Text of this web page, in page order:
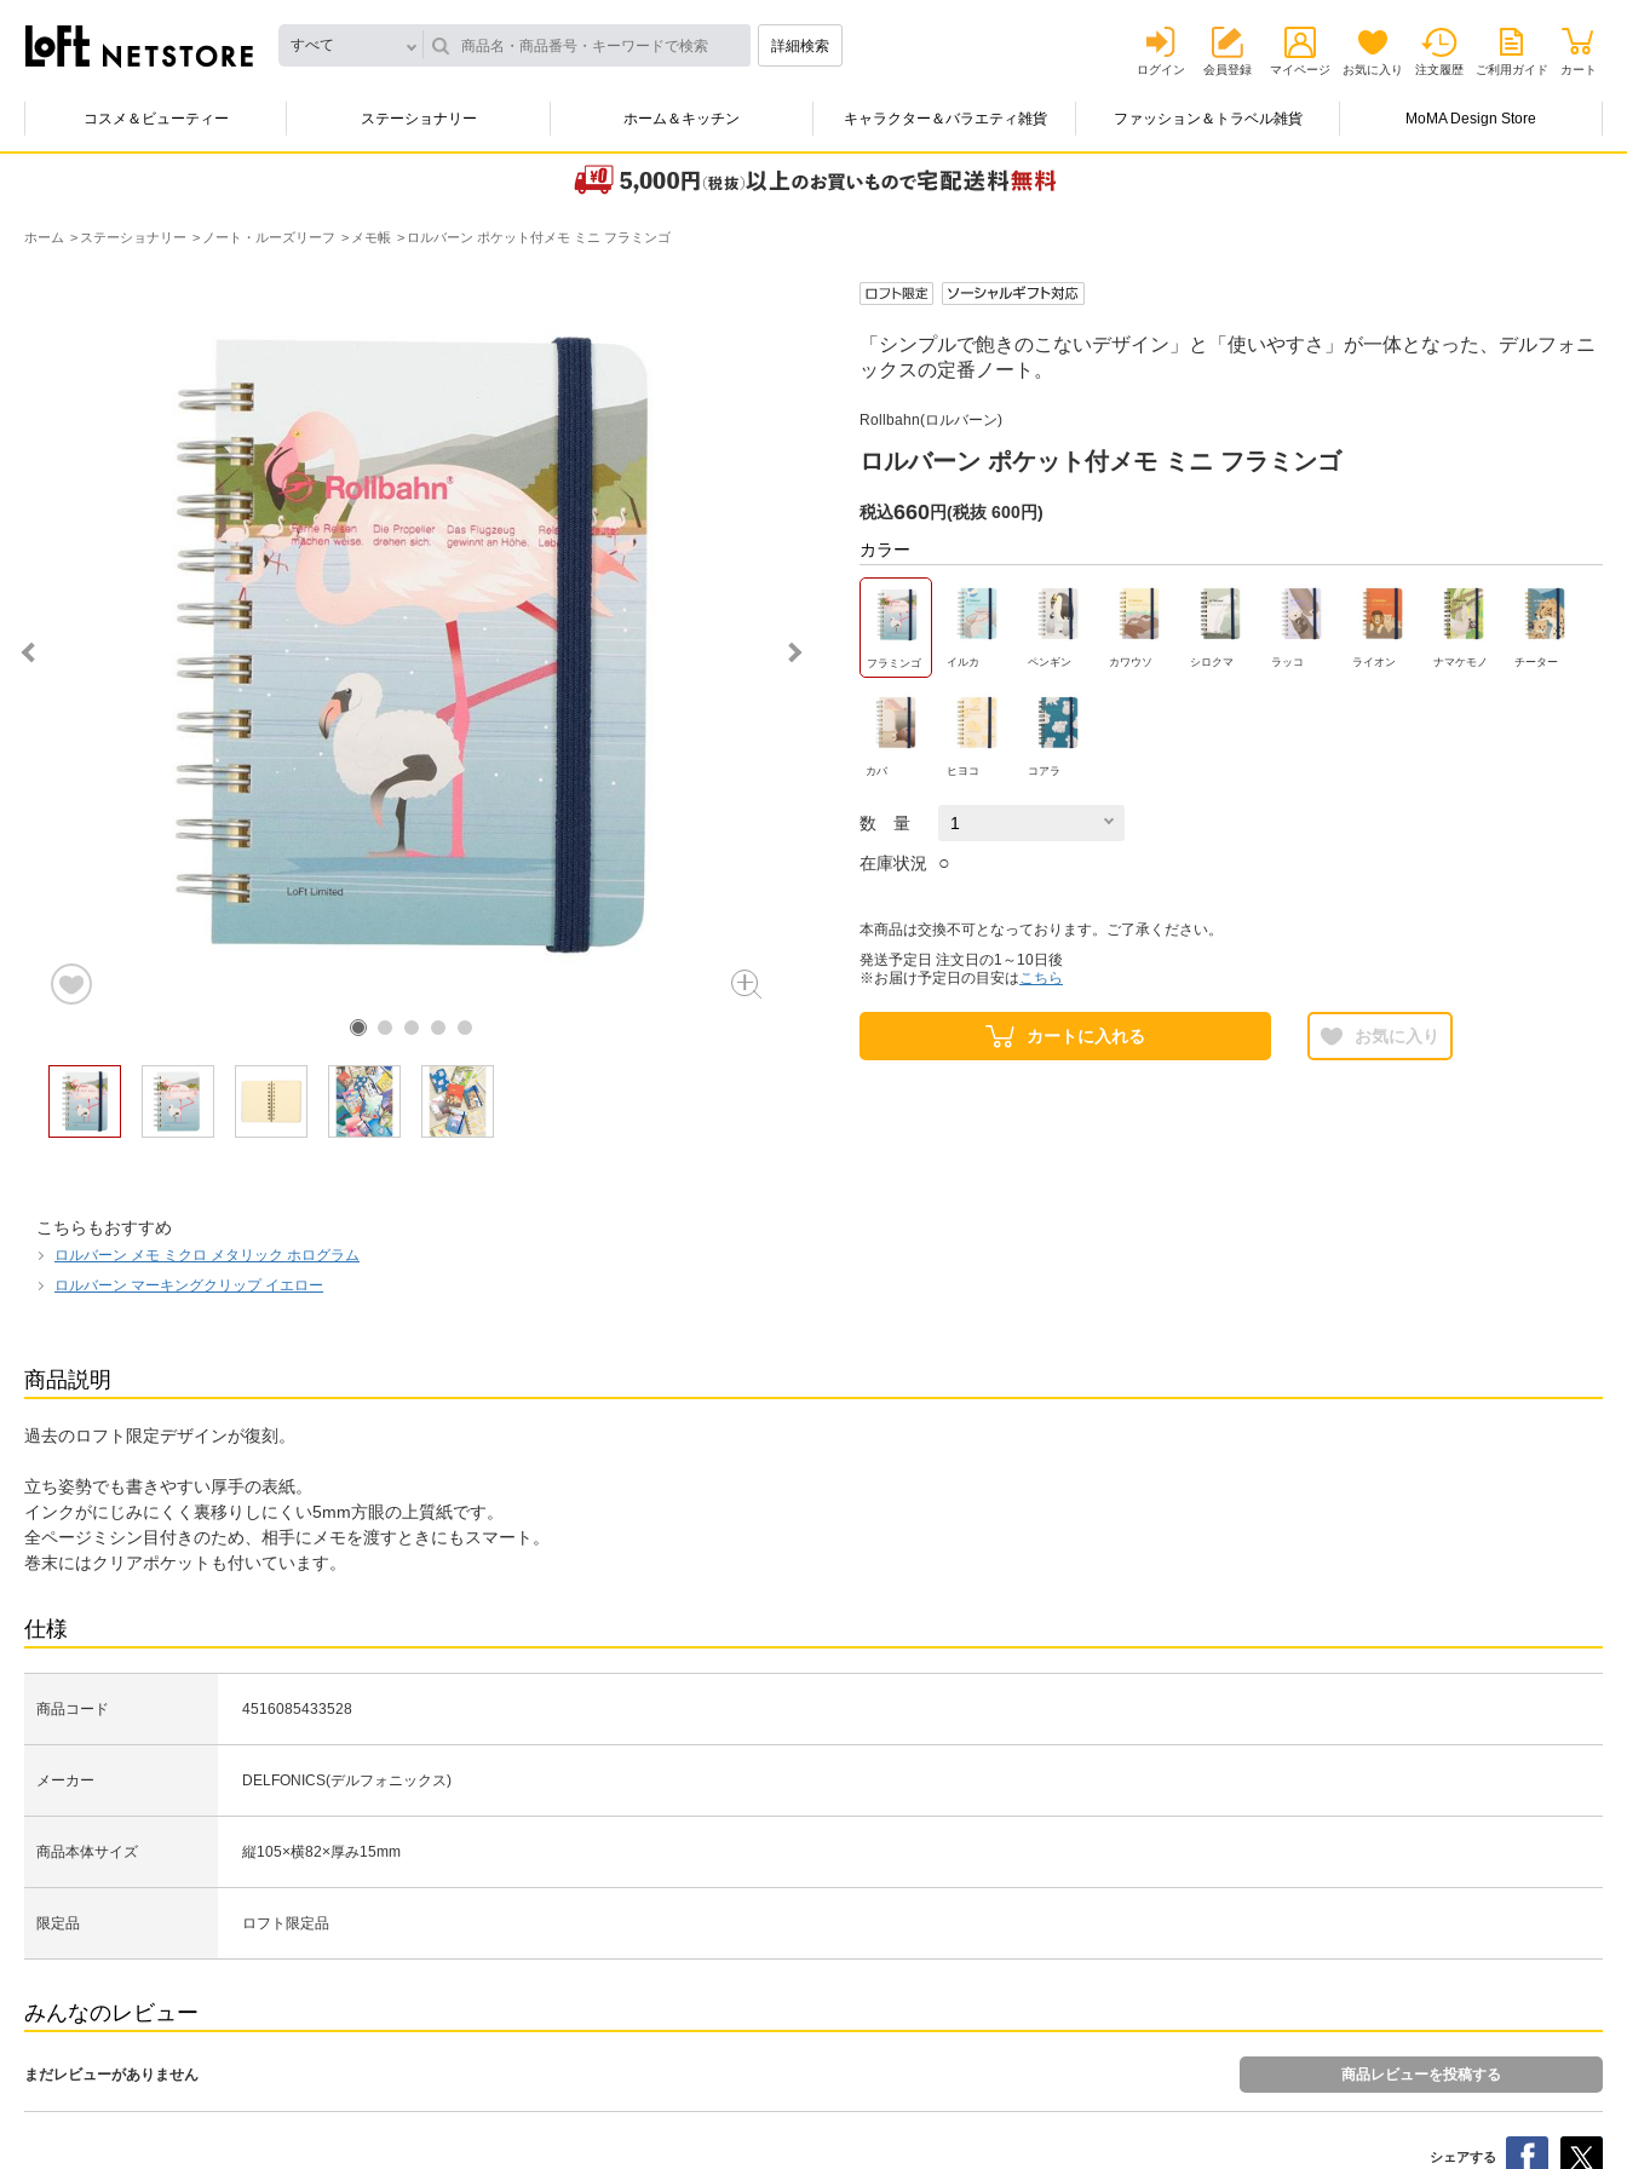
すべて 詳細検索
ログイン 会員登録 マイページ お気に入り 注文履歴 ご利用ガイド カート
コスメ＆ビューティー ステーショナリー ホーム＆キッチン キャラクター＆バラエティ雑貨 ファッション＆トラベル雑貨 MoMA Design Store
ホーム ステーショナリー ノート・ルーズリーフ メモ帳 ロルバーン ポケット付メモ ミニ フラミンゴ
「シンプルで飽きのこないデザイン」と「使いやすさ」が一体となった、デルフォニ
ックスの定番ノート。
Rollbahn(ロルバーン)
ロルバーン ポケット付メモ ミニ フラミンゴ
税込660円(税抜 600円)
カラー
フラミンゴ イルカ ペンギン カワウソ シロクマ ラッコ ライオン ナマケモノ チーター
カバ ヒヨコ コアラ
数 量
在庫状況 ○
本商品は交換不可となっております。ご了承ください。
発送予定日 注文日の1～10日後
※お届け予定日の目安はこちら
カートに入れる お気に入り
こちらもおすすめ
ロルバーン メモ ミクロ メタリック ホログラム
ロルバーン マーキングクリップ イエロー
商品説明
過去のロフト限定デザインが復刻。
立ち姿勢でも書きやすい厚手の表紙。
インクがにじみにくく裏移りしにくい5mm方眼の上質紙です。
全ページミシン目付きのため、相手にメモを渡すときにもスマート。
巻末にはクリアポケットも付いています。
仕様
商品コード 4516085433528
メーカー DELFONICS(デルフォニックス)
商品本体サイズ 縦105×横82×厚み15mm
限定品 ロフト限定品
みんなのレビュー
まだレビューがありません 商品レビューを投稿する
シェアする